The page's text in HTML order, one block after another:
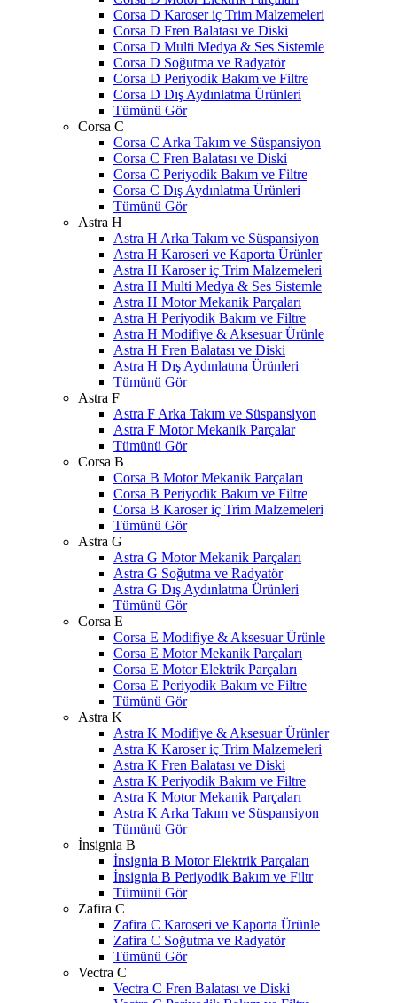
Corsa D Karoser iç Trim Malzemeleri
Corsa D Fren Balatası ve Diski
Corsa D Multi Medya & Ses Sistemle
Corsa D Soğutma ve Radyatör
Corsa D Periyodik Bakım ve Filtre
Corsa D Dış Aydınlatma Ürünleri
Tümünü Gör
Corsa C
Corsa C Arka Takım ve Süspansiyon
Corsa C Fren Balatası ve Diski
Corsa C Periyodik Bakım ve Filtre
Corsa C Dış Aydınlatma Ürünleri
Tümünü Gör
Astra H
Astra H Arka Takım ve Süspansiyon
Astra H Karoseri ve Kaporta Ürünler
Astra H Karoser iç Trim Malzemeleri
Astra H Multi Medya & Ses Sistemle
Astra H Motor Mekanik Parçaları
Astra H Periyodik Bakım ve Filtre
Astra H Modifiye & Aksesuar Ürünle
Astra H Fren Balatası ve Diski
Astra H Dış Aydınlatma Ürünleri
Tümünü Gör
Astra F
Astra F Arka Takım ve Süspansiyon
Astra F Motor Mekanik Parçalar
Tümünü Gör
Corsa B
Corsa B Motor Mekanik Parçaları
Corsa B Periyodik Bakım ve Filtre
Corsa B Karoser iç Trim Malzemeleri
Tümünü Gör
Astra G
Astra G Motor Mekanik Parçaları
Astra G Soğutma ve Radyatör
Astra G Dış Aydınlatma Ürünleri
Tümünü Gör
Corsa E
Corsa E Modifiye & Aksesuar Ürünle
Corsa E Motor Mekanik Parçaları
Corsa E Motor Elektrik Parçaları
Corsa E Periyodik Bakım ve Filtre
Tümünü Gör
Astra K
Astra K Modifiye & Aksesuar Ürünler
Astra K Karoser iç Trim Malzemeleri
Astra K Fren Balatası ve Diski
Astra K Periyodik Bakım ve Filtre
Astra K Motor Mekanik Parçaları
Astra K Arka Takım ve Süspansiyon
Tümünü Gör
İnsignia B
İnsignia B Motor Elektrik Parçaları
İnsignia B Periyodik Bakım ve Filtr
Tümünü Gör
Zafira C
Zafira C Karoseri ve Kaporta Ürünle
Zafira C Soğutma ve Radyatör
Tümünü Gör
Vectra C
Vectra C Fren Balatası ve Diski